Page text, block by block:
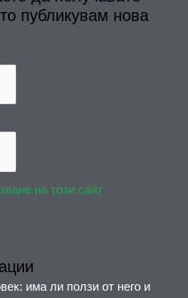
публикувам нова
на този сайт
има ли ползи от него и